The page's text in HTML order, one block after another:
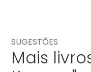
SUGESTÕES
Mais